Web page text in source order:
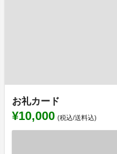
お礼カード
¥10,000 (税込/送料込)